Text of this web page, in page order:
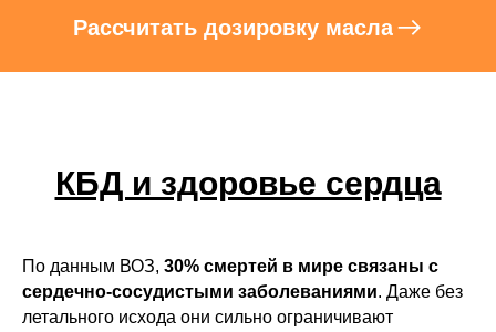
Рассчитать дозировку масла
КБД и здоровье сердца
По данным ВОЗ, 30% смертей в мире связаны с
сердечно-сосудистыми заболеваниями. Даже без
летального исхода они сильно ограничивают